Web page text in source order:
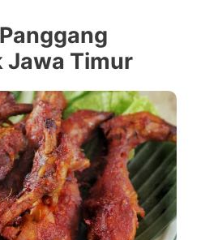
Jawa Timur